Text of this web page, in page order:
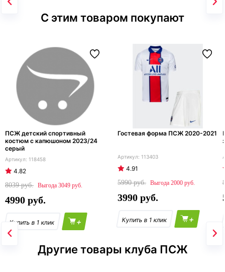
С этим товаром покупают
ПСЖ детский спортивный
костюм с капюшоном 2023/24
серый
118458
4.82
8039
3049
4990
+
Гостевая форма ПСЖ 2020-2021
113403
4.91
5990
2000
3990
+
Другие товары клуба ПСЖ